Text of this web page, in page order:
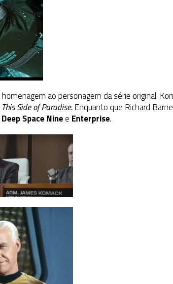
ao personagem da série original.
This Side of Paradise.Enquanto que Richard
Deep Space Ninee Enterprise.